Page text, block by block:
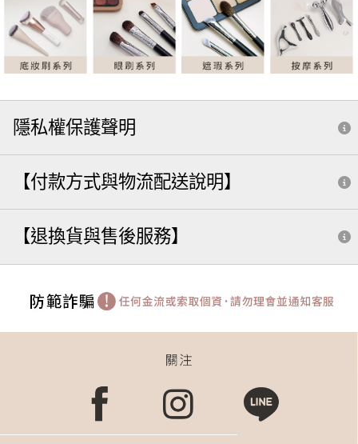
隱私權保護聲明
【付款方式與物流配送說明】
【退換貨與售後服務】